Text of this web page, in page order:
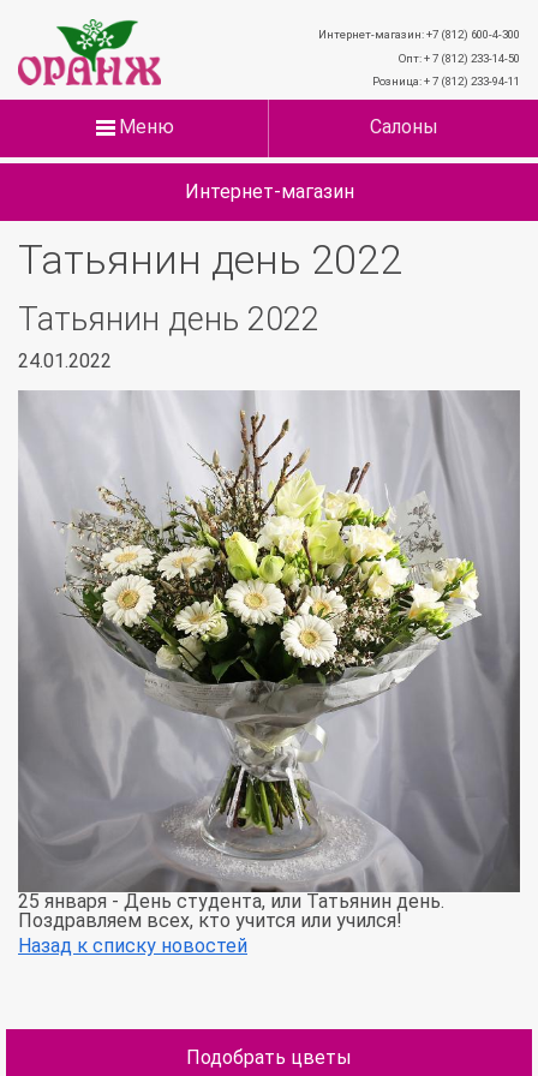
Интернет-магазин: +7 (812) 600-4-300
Опт: + 7 (812) 233-14-50
Розница: + 7 (812) 233-94-11
Меню Салоны
Интернет-магазин
Татьянин день 2022
Татьянин день 2022
24.01.2022
25 января - День студента, или Татьянин день.
Поздравляем всех, кто учится или учился!
Назад к списку новостей
Подобрать цветы